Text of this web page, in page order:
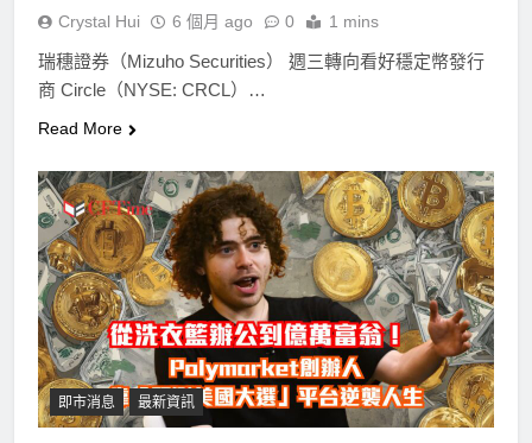
Crystal Hui 6 個月 ago 0 1 mins
瑞穗證券（Mizuho Securities） 週三轉向看好穩定幣發行
商 Circle（NYSE: CRCL）…
Read More
即市消息 最新資訊